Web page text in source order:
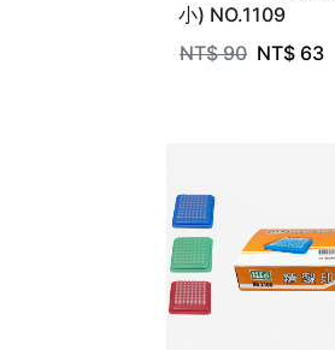
小) NO.1109
NT$90 NT$ 63